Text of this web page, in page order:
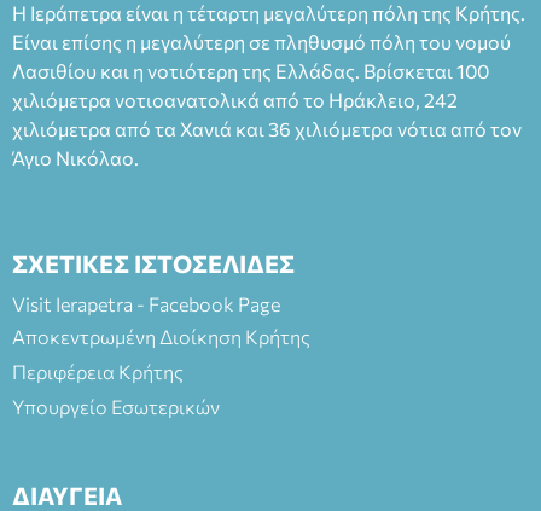
Η Ιεράπετρα είναι η τέταρτη μεγαλύτερη πόλη της Κρήτης.
Είναι επίσης η μεγαλύτερη σε πληθυσμό πόλη του νομού
Λασιθίου και η νοτιότερη της Ελλάδας. Βρίσκεται 100
χιλιόμετρα νοτιοανατολικά από το Ηράκλειο, 242
χιλιόμετρα από τα Χανιά και 36 χιλιόμετρα νότια από τον
Άγιο Νικόλαο.
ΣΧΕΤΙΚΕΣ ΙΣΤΟΣΕΛΙΔΕΣ
Visit Ierapetra - Facebook Page
Αποκεντρωμένη Διοίκηση Κρήτης
Περιφέρεια Κρήτης
Υπουργείο Εσωτερικών
ΔΙΑΥΓΕΙΑ